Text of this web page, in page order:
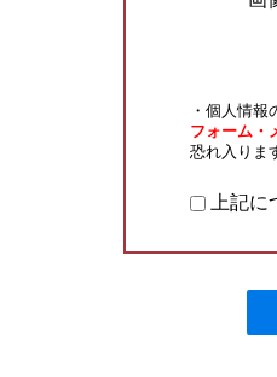
・個人情報
フォーム・
恐れ入りま
上記に